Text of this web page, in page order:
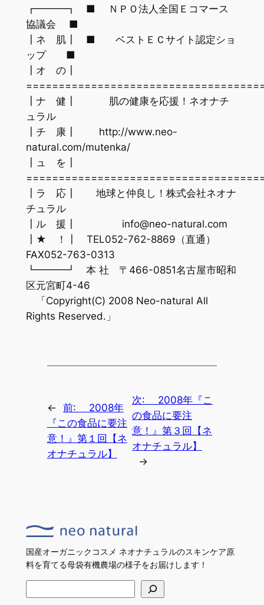
┏━━━┓ ■ ＮＰＯ法人全国Ｅコマース
協議会 ■
┃ネ 肌┃ ■ ベストＥＣサイト認定ショ
ップ ■
┃オ の┃
┃ナ 健┃ 肌の健康を応援！ネオナチ
ュラル
┃チ 康┃ http://www.neo-
natural.com/mutenka/
┃ュ を┃
┃ラ 応┃ 地球と仲良し！株式会社ネオナ
チュラル
┃ル 援┃ info@neo-natural.com
┃★ ！┃ TEL052-762-8869（直通）
FAX052-763-0313
┗━━━┛ 本 社 〒466-0851名古屋市昭和
区元宮町4-46
「Copyright(C) 2008 Neo-natural All
Rights Reserved.」
← 前:
2008年
『この食品に要注
意！』第１回【ネ
オナチュラル】
次:
2008年『こ
の食品に要注
意！』第３回【ネ
オナチュラル】
→
国産オーガニックコスメ ネオナチュラルのスキンケア原
料を育てる母袋有機農場の様子をお届けします！